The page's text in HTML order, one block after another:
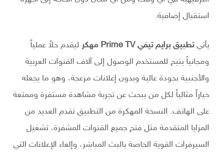
استقبال إضافية.
يأتيتطبيق برايم تيفي Prime TV مهكر
ليقدم حلاً عملياً
ومجانياً يتيح للمستخدم الوصول إلى آلاف القنوات العربية
والأجنبية بجودة عالية وبدون إعلانات مزعجة، وهو ما يجعله
خياراً مثالياً لكل من يبحث عن تجربة مشاهدة مستقرة وممتعة
على الهاتف. النسخة المهكرة من التطبيق تقدم العديد من
المزايا المتقدمة مثل فتح جميع القنوات المشفرة، تشغيل
السيرفرات القوية الخاصة بالبث المباشر، وإلغاء الإعلانات التي